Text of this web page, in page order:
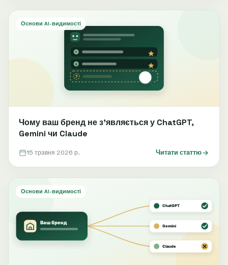
Основи AI-видимості
Чому ваш бренд не зʼявляється у ChatGPT,
Gemini чи Claude
15 травня 2026 р. Читати статтю
Основи AI-видимості